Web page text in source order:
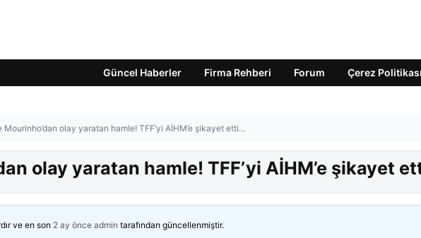
Güncel Haberler Firma Rehberi Forum Çerez Politikası
Mourinho’dan olay yaratan hamle! TFF’yi AİHM’e şikayet etti…
olay yaratan hamle! TFF’yi AİHM’e şikayet
ve en son 2 ay önce admin tarafından güncellenmiştir.